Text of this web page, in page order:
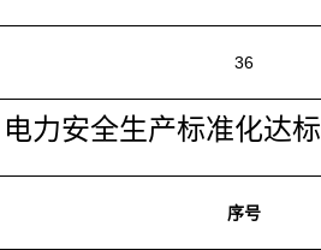
36
电力安全生产标准化达
序号